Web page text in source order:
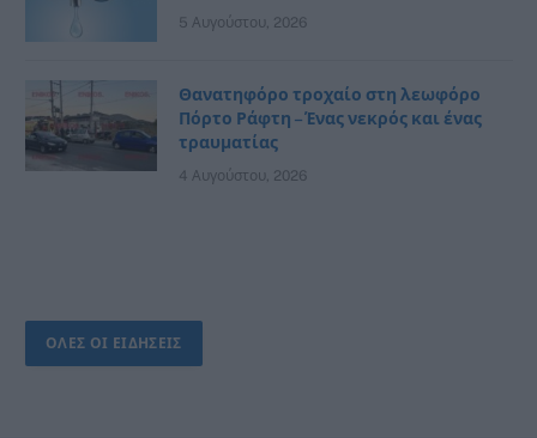
5 Αυγούστου, 2026
Θανατηφόρο τροχαίο στη λεωφόρο
Πόρτο Ράφτη – Ένας νεκρός και ένας
τραυματίας
4 Αυγούστου, 2026
ΟΛΕΣ ΟΙ ΕΙΔΗΣΕΙΣ